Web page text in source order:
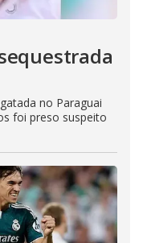
no Paraguai
foi preso suspeito